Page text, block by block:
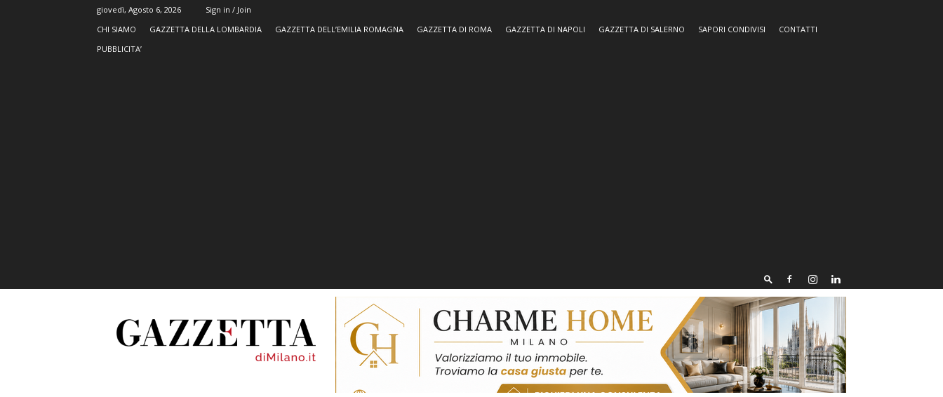
giovedì, Agosto 6, 2026
Sign in / Join
CHI SIAMO
GAZZETTA DELLA LOMBARDIA GAZZETTA DELL’EMILIA ROMAGNA GAZZETTA DI ROMA GAZZETTA DI NAPOLI GAZZETTA DI SALERNO SAPORI CONDIVISI
CONTATTI
PUBBLICITA’